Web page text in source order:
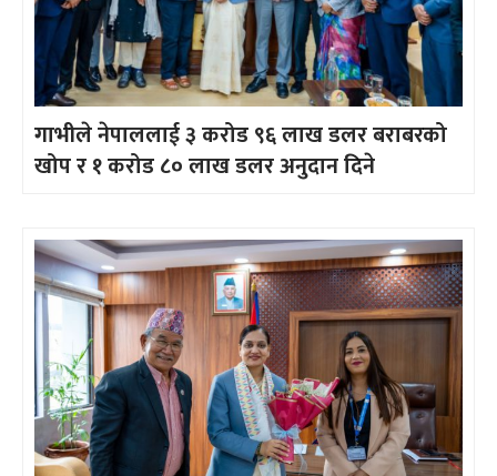
गाभीले नेपाललाई ३ करोड ९६ लाख डलर बराबरको
खोप र १ करोड ८० लाख डलर अनुदान दिने